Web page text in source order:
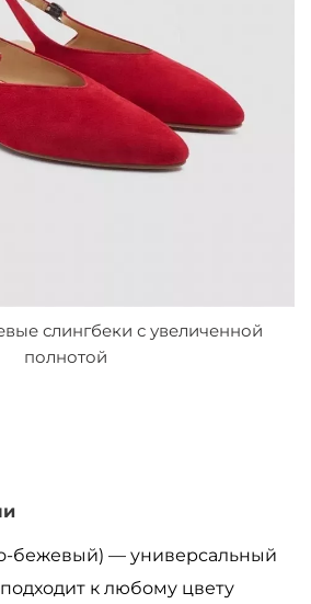
слингбеки с увеличенной
полнотой
бежевый) — универсальный
к любому цвету